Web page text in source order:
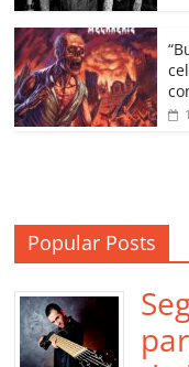
Popular Posts